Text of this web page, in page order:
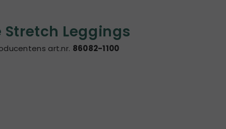
Stretch Leggings
art.nr. 86082-1100